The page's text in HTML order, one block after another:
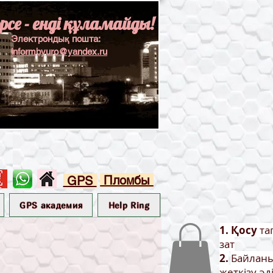
Электрондық пошта:
informbyuro@yandex.ru
- енді құламайды!
GPS Пломбы
GPS академия Help Ring
1. Қосу
зат
2.